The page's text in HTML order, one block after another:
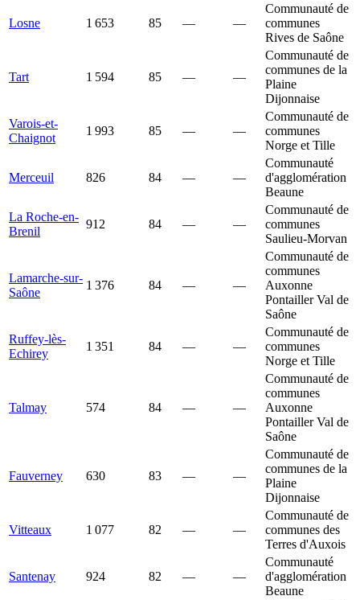
Losne 1 653 85 — —
Communauté de
communes
Rives de Saône
Tart 1 594 85 — —
Communauté de
communes de la
Plaine
Dijonnaise
Varois-et-
Chaignot
1 993 85 — —
Communauté de
communes
Norge et Tille
Merceuil 826 84 — —
Communauté
d'agglomération
Beaune
La Roche-en-
Brenil
912 84 — —
Communauté de
communes
Saulieu-Morvan
Lamarche-sur-
Saône
1 376 84 — —
Communauté de
communes
Auxonne
Pontailler Val de
Saône
Ruffey-lès-
Echirey
1 351 84 — —
Communauté de
communes
Norge et Tille
Talmay 574 84 — —
Communauté de
communes
Auxonne
Pontailler Val de
Saône
Fauverney 630 83 — —
Communauté de
communes de la
Plaine
Dijonnaise
Vitteaux 1 077 82 — —
Communauté de
communes des
Terres d'Auxois
Santenay 924 82 — —
Communauté
d'agglomération
Beaune